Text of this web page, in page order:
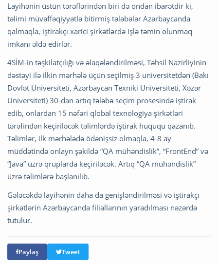
Layihənin üstün tərəflərindən biri də ondan ibarətdir ki,
təlimi müvəffəqiyyətlə bitirmiş tələbələr Azərbaycanda
qalmaqla, iştirakçı xarici şirkətlərdə işlə təmin olunmaq
imkanı əldə edirlər.
4SİM-in təşkilatçılığı və əlaqələndirilməsi, Təhsil Nazirliyinin
dəstəyi ilə ilkin mərhələ üçün seçilmiş 3 universitetdən (Bakı
Dövlət Universiteti, Azərbaycan Texniki Universiteti, Xəzər
Universiteti) 30-dan artıq tələbə seçim prosesində iştirak
edib, onlardan 15 nəfəri qlobal texnologiya şirkətləri
tərəfindən keçiriləcək təlimlərdə iştirak hüququ qazanıb.
Təlimlər, ilk mərhələdə ödənişsiz olmaqla, 4-8 ay
müddətində onlayn şəkildə “QA mühəndislik”, “FrontEnd” və
“Java” üzrə qruplarda keçiriləcək. Artıq “QA mühəndislik”
üzrə təlimlərə başlanılıb.
Gələcəkdə layihənin daha da genişləndirilməsi və iştirakçı
şirkətlərin Azərbaycanda filiallarının yaradılması nəzərdə
tutulur.
Paylaş Tweet